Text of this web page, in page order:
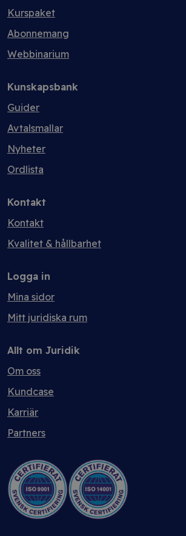
Kurspaket
Abonnemang
Webbinarium
Kunskapsbank
Guider
Avtalsmallar
Nyheter
Ordlista
Kontakt
Kontakt
Kvalitet & hållbarhet
Logga in
Mina sidor
Mitt juridiska rum
Allt om Juridik
Om oss
Kundcase
Karriär
Partners